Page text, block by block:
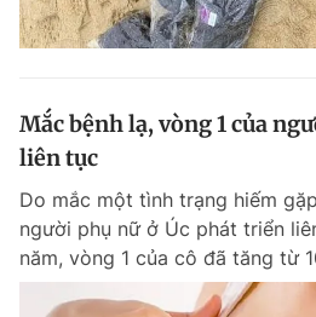
Mắc bệnh lạ, vòng 1 của
liên tục
Do mắc một tình trạng hiếm
người phụ nữ ở Úc phát triển
năm, vòng 1 của cô đã tăng từ